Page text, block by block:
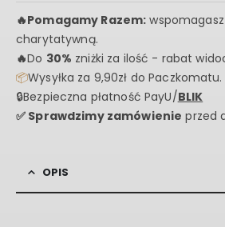
🔥Pomagamy Razem:
charytatywną.
🔥Do 30% zniżki za ilość - rabat
📦Wysyłka za 9,90zł do Paczkomatu.
🔒Bezpieczna płatność PayU/BLIK
✅ Sprawdzimy zamówienie przed
OPIS